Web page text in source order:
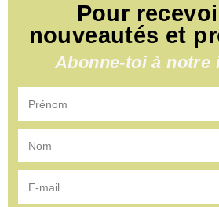
Pour
nouveautés et
Abonne-toi à notre